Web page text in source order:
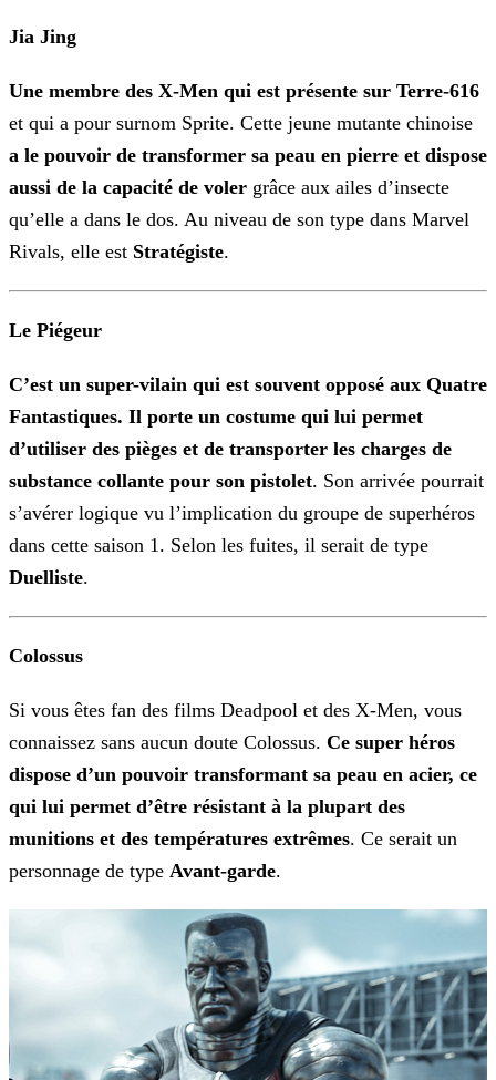
Jia Jing
Une membre des X-Men qui est présente sur Terre-616
et qui a pour surnom Sprite. Cette jeune mutante chinoise
a le pouvoir de transformer sa peau en pierre et dispose
aussi de la capacité de voler grâce aux ailes d’insecte
qu’elle a dans le dos. Au niveau de son type dans Marvel
Rivals, elle est Stratégiste.
Le Piégeur
C’est un super-vilain qui est souvent opposé aux Quatre
Fantastiques. Il porte un costume qui lui permet
d’utiliser des pièges et de transporter les charges de
substance collante pour son pistolet. Son arrivée pourrait
s’avérer logique vu l’implication du groupe de superhéros
dans cette saison 1. Selon les fuites, il serait de type
Duelliste.
Colossus
Si vous êtes fan des films Deadpool et des X-Men, vous
connaissez sans aucun doute Colossus. Ce super héros
dispose d’un pouvoir transformant sa peau en acier, ce
qui lui permet d’être résistant à la plupart des
munitions et des températures extrêmes. Ce serait un
personnage de type Avant-garde.